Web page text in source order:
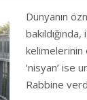
Dünyanın
kelimelerinin
‘nisyan’ ise
Rabbine